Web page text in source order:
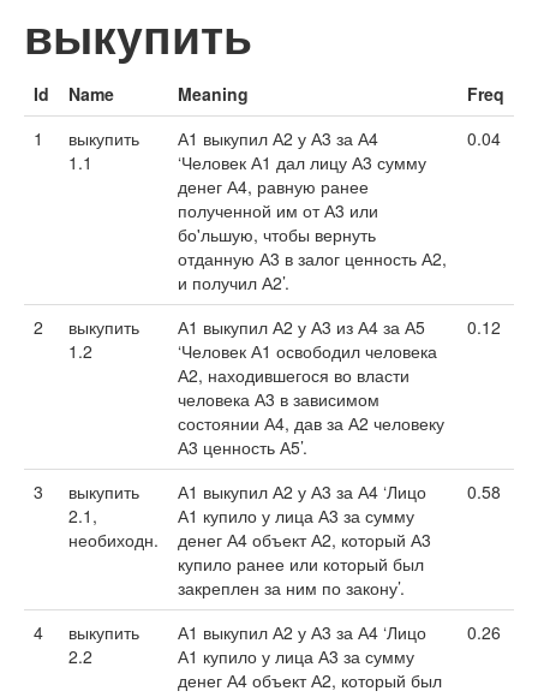
выкупить
Id Name Meaning
Freq
1
выкупить
1.1
А1 выкупил А2 у А3 за А4
‘Человек А1 дал лицу А3 сумму
денег А4, равную ранее
полученной им от А3 или
бо'льшую, чтобы вернуть
отданную А3 в залог ценность А2,
и получил А2’.
0.04
2
выкупить
1.2
А1 выкупил А2 у А3 из А4 за А5
‘Человек А1 освободил человека
А2, находившегося во власти
человека А3 в зависимом
состоянии А4, дав за А2 человеку
А3 ценность А5’.
0.12
3
выкупить
2.1,
необиходн.
А1 выкупил А2 у А3 за А4 ‘Лицо
А1 купило у лица А3 за сумму
денег А4 объект А2, который А3
купило ранее или который был
закреплен за ним по закону’.
0.58
4
выкупить
2.2
А1 выкупил А2 у А3 за А4 ‘Лицо
А1 купило у лица А3 за сумму
денег А4 объект А2, который был
0.26